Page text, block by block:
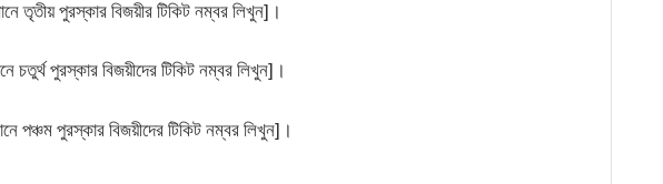
তৃতীয় পুরস্কার বিজয়ীর টিকিট নম্বর লিখুন]।
চতুর্থ পুরস্কার বিজয়ীদের টিকিট নম্বর লিখুন]।
পঞ্চম পুরস্কার বিজয়ীদের টিকিট নম্বর লিখুন]।